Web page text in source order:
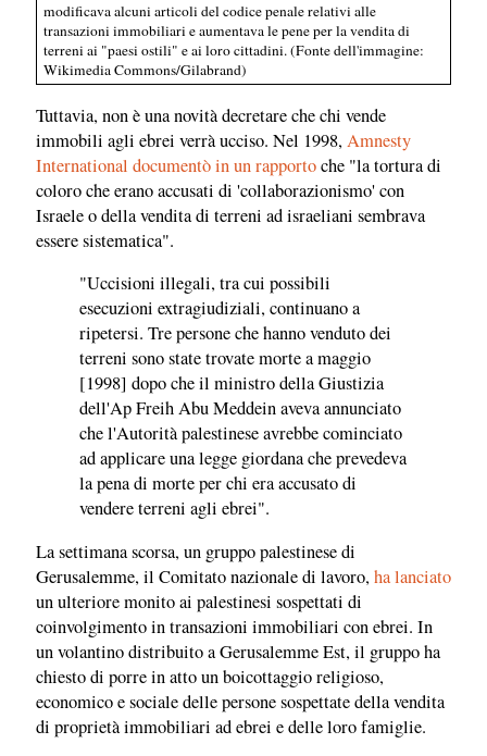
modificava alcuni articoli del codice penale relativi alle
transazioni immobiliari e aumentava le pene per la vendita di
terreni ai "paesi ostili" e ai loro cittadini. (Fonte dell'immagine:
Wikimedia Commons/Gilabrand)
Tuttavia, non è una novità decretare che chi vende
immobili agli ebrei verrà ucciso. Nel 1998,Amnesty
International documentò in un rapportoche "la tortura di
coloro che erano accusati di 'collaborazionismo' con
Israele o della vendita di terreni ad israeliani sembrava
essere sistematica".
"Uccisioni illegali, tra cui possibili
esecuzioni extragiudiziali, continuano a
ripetersi. Tre persone che hanno venduto dei
terreni sono state trovate morte a maggio
[1998] dopo che il ministro della Giustizia
dell'Ap Freih Abu Meddein aveva annunciato
che l'Autorità palestinese avrebbe cominciato
ad applicare una legge giordana che prevedeva
la pena di morte per chi era accusato di
vendere terreni agli ebrei".
La settimana scorsa, un gruppo palestinese di
Gerusalemme, il Comitato nazionale di lavoro,ha lanciato
un ulteriore monito ai palestinesi sospettati di
coinvolgimento in transazioni immobiliari con ebrei. In
un volantino distribuito a Gerusalemme Est, il gruppo ha
chiesto di porre in atto un boicottaggio religioso,
economico e sociale delle persone sospettate della vendita
di proprietà immobiliari ad ebrei e delle loro famiglie.